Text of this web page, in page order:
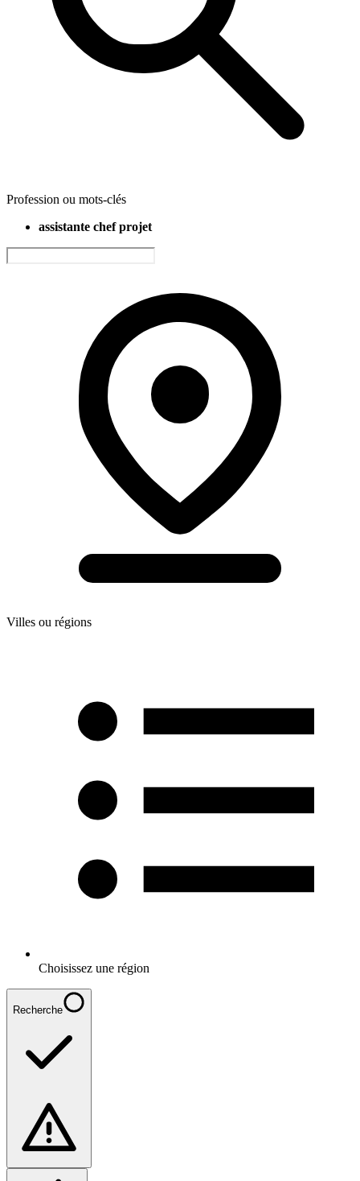
Profession ou mots-clés
assistante chef projet
Villes ou régions
Choisissez une région
Recherche